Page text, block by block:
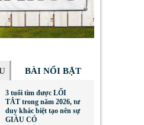
BÀI NỔI BẬT
3 tuổi tìm được LỐI
TẮT trong năm 2026, tư
duy khác biệt tạo nên sự
GIÀU CÓ